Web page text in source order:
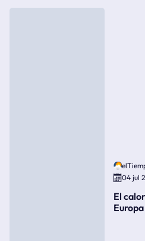
04 jul
El